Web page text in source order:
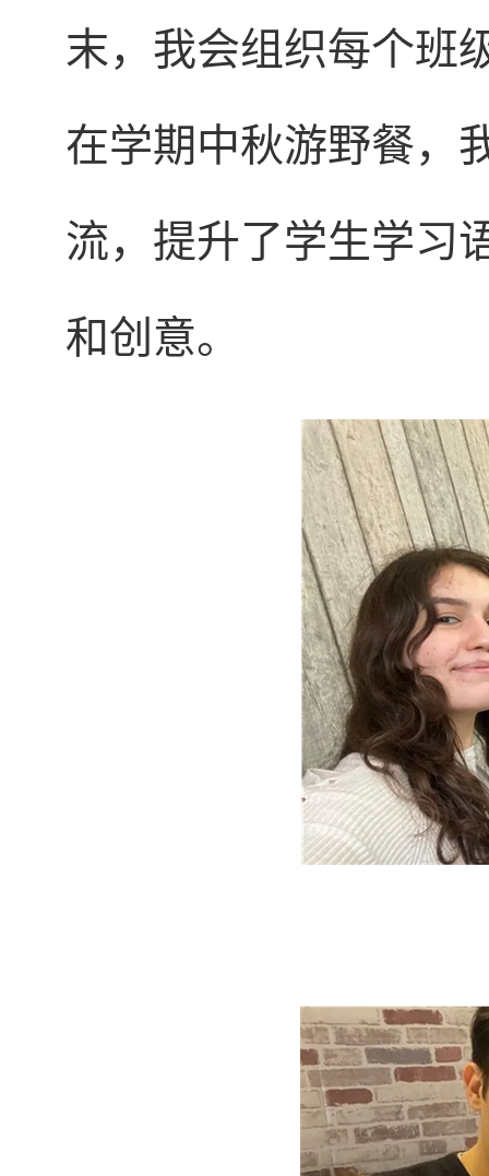
末，我会组织每个班
在学期中秋游野餐，
流，提升了学生学习
和创意。